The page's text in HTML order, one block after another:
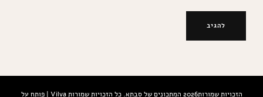
הזכויות שמורות2026 המתכונים של סבתא. כל הזכויות שמורות Vilva | פותח על